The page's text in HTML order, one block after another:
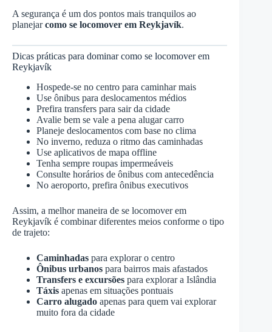
A segurança é um dos pontos mais tranquilos ao
planejarcomo se locomover em Reykjavík.
Dicas práticas para dominar como se locomover em
Reykjavík
Hospede-se no centro para caminhar mais
Use ônibus para deslocamentos médios
Prefira transfers para sair da cidade
Avalie bem se vale a pena alugar carro
Planeje deslocamentos com base no clima
No inverno, reduza o ritmo das caminhadas
Use aplicativos de mapa offline
Tenha sempre roupas impermeáveis
Consulte horários de ônibus com antecedência
No aeroporto, prefira ônibus executivos
Assim, a melhor maneira de se locomover em
Reykjavík é combinar diferentes meios conforme o tipo
de trajeto:
Caminhadas para explorar o centro
Ônibus urbanos para bairros mais afastados
Transfers e excursões para explorar a Islândia
Táxis apenas em situações pontuais
Carro alugado apenas para quem vai explorar
muito fora da cidade